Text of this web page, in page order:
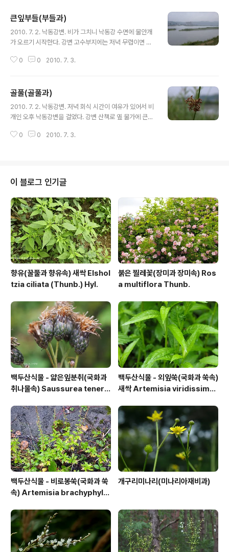
큰잎부들(부들과)
2010. 7. 2. 낙동강변. 비가 그치니 낙동강 수면에 물안개
가 오르기 시작한다. 강변 고수부지에는 저녁 무렵이면 운
화를 갈아신고 이 강변에서 2~3km 정도 걷기도 했는데
0 0 2010. 7. 3.
골풀(골풀과)
2010. 7. 2. 낙동강변. 저녁 회식 시간이 여유가 있어서 비
개인 오후 낙동강변을 걸었다. 강변 산책로 옆 물가에 큰고
은 흔하게 보는 녀석인데... 도랑에 있는 이 녀석 줄기를 뽑
이쁜데...시기를 놓쳤다. 택사도 함께 자라고 있는데 꽃줄기
는 벌써 누렇게 변해 버렸다. 아깝다. 진즉 한 번 와 볼걸...
골풀 : https://qweenbee.tistory.com/8903976 htt
ps://qweenbee.tistory.com/8904056 htt..
0 0 2010. 7. 3.
이 블로그 인기글
향유(꿀풀과 향유속) 새싹 Elshol
tzia ciliata (Thunb.) Hyl.
붉은 찔레꽃(장미과 장미속) Ros
a multiflora Thunb.
백두산식물 - 얇은잎분취(국화과
취나물속) Saussurea tenerif
백두산식물 - 외잎쑥(국화과 쑥속)
새싹 Artemisia viridissima
백두산식물 - 비로봉쑥(국화과 쑥
속) Artemisia brachyphylla
개구리미나리(미나리아재비과)